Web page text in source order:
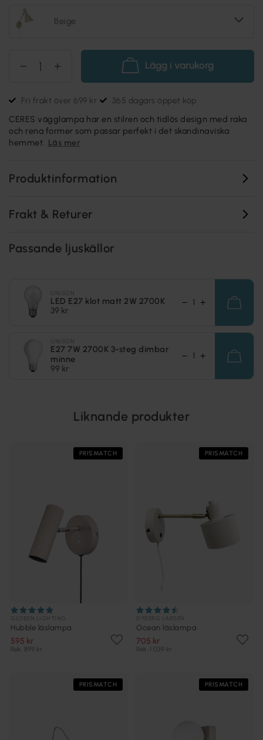
Beige
Lägg i varukorg
Fri frakt över 699 kr 365 dagars öppet köp
CERES vägglampa har en stilren och tidlös design med raka
och rena former som passar perfekt i det skandinaviska
hemmet. Läs mer
Produktinformation
Frakt & Returer
Passande ljuskällor
LED E27 klot matt 2W 2700K
39 kr
E27 7W 2700K 3-steg dimbar
minne
99 kr
Liknande produkter
PRISMATCH
Hubble läslampa
595 kr
Rek. 899 kr
PRISMATCH
Ocean läslampa
705 kr
Rek. 1 039 kr
PRISMATCH PRISMATCH